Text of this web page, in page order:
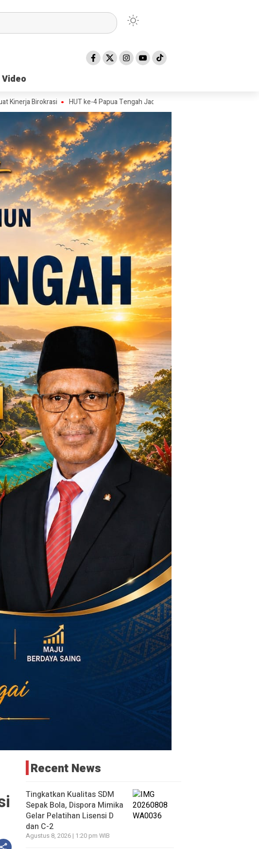
Video
Video
HUT ke-4 Papua Tengah Jadi Titik Awal Program BANGKIT untuk Generasi
Recent News
Tingkatkan Kualitas SDM
Sepak Bola, Dispora Mimika
Gelar Pelatihan Lisensi D
dan C-2
Agustus 8, 2026 | 1:20 pm WIB